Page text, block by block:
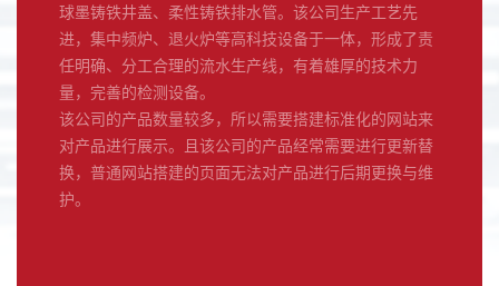
球墨铸铁井盖、柔性铸铁排水管。该公司生产工艺先
进，集中频炉、退火炉等高科技设备于一体，形成了责
任明确、分工合理的流水生产线，有着雄厚的技术力
量，完善的检测设备。
该公司的产品数量较多，所以需要搭建标准化的网站来
对产品进行展示。且该公司的产品经常需要进行更新替
换，普通网站搭建的页面无法对产品进行后期更换与维
护。